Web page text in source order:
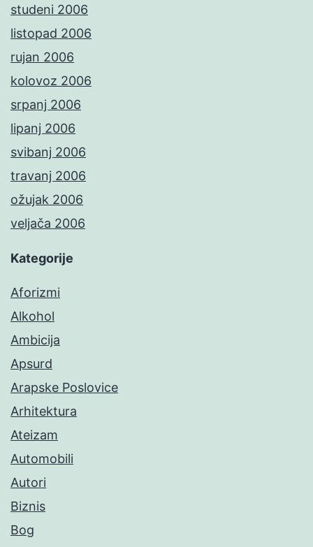
studeni 2006
listopad 2006
rujan 2006
kolovoz 2006
srpanj 2006
lipanj 2006
svibanj 2006
travanj 2006
ožujak 2006
veljača 2006
Kategorije
Aforizmi
Alkohol
Ambicija
Apsurd
Arapske Poslovice
Arhitektura
Ateizam
Automobili
Autori
Biznis
Bog